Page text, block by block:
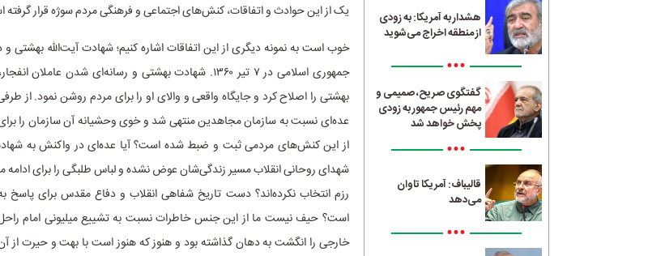
هشدار به آمریکا: به زودی
از منطقه اخراج می‌شوید
•••
گفتگوی صریح، صمیمی و
مهم رئیس جمهور به زودی
پخش خواهد شد
•••
قالیباف: آمریکا تاوان
می‌دهد
•••
یک از این حوادث و اتفاقات، کنش‌های اجتماعی و فرهنگی مردم سوژه قرار
خوب است به نمونه دیگری از این اتفاقات اشاره کنیم؛ شهادت آیت‌الله بهشتی و
جمهوری اسلامی در ۷ تیر ۱۳۶۰. شهادت بهشتی و رسانه‌ای شدن
بهشتی را اصلاح کرد و جایگاه واقعی و والای او را برای مردم روشن نمود. از
عده‌ای نسبت به سازمان مجاهدین منتهی شد و خوی وحشیانه آن سازمان را
از این کنش‌های مردمی ثبت و ضبط شده است؟ آیا عده‌ای در واکنش به
شهدای روحانی انقلاب مسیر زندگی‌شان عوض نشده و لباس طلبگی را برای ادامه
رزم انتخاب نکرده‌اند؟ دست تاریخ شفاهی انقلاب و دفاع مقدس برای پاسخ
است؟ حیف نیست ما از این جنس خاطرات نسبت به تشییع میلیونی امام
خارجی را انگشت به دهان گذاشته بود و هنوز که هنوز است با بهت و حیرت از